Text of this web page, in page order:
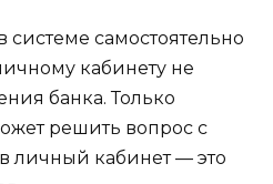
системе самостоятельно
кабинету не
банка. Только
решить вопрос с
личный кабинет — это